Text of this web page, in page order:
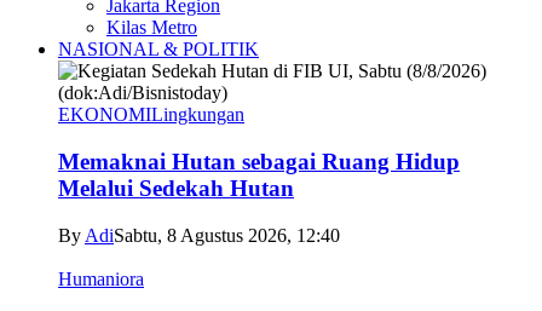
Jakarta Region
Kilas Metro
NASIONAL & POLITIK
EKONOMILingkungan
Memaknai Hutan sebagai Ruang Hidup
Melalui Sedekah Hutan
By AdiSabtu, 8 Agustus 2026, 12:40
Humaniora